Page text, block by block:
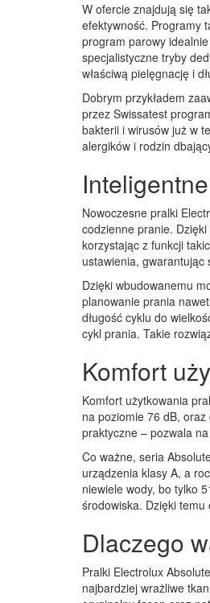
W ofercie znajdują się
efektywność. Programy
program parowy
specjalistyczne tryby
właściwą pielęgnację i
Dobrym przykładem
przez Swissatest
bakterii i wirusów już w
alergików i rodzin
Nowoczesne pralki
codzienne pranie.
korzystając z funkcji
ustawienia, gwarantując
Dzięki wbudowanemu
planowanie prania
długość cyklu do
cykl prania. Takie
Komfort
Komfort użytkowania
na poziomie 76 dB,
praktyczne – pozwala
Co ważne, seria
urządzenia klasy A, a
niewiele wody, bo tylko
środowiska. Dzięki
Dlaczego
Pralki Electrolux
najbardziej wrażliwe